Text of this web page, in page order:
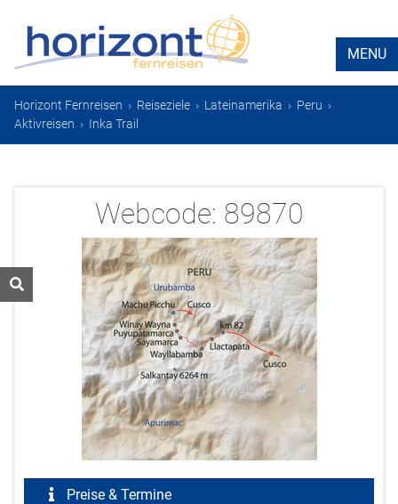
MENU
Horizont Fernreisen › Reiseziele › Lateinamerika › Peru ›
Aktivreisen › Inka Trail
Webcode: 89870
Preise & Termine